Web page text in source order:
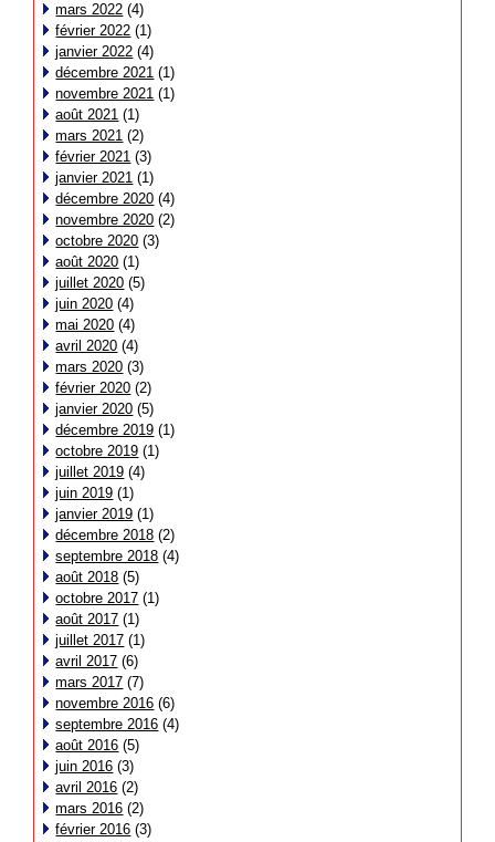
mars 2022 (4)
février 2022 (1)
janvier 2022 (4)
décembre 2021 (1)
novembre 2021 (1)
août 2021 (1)
mars 2021 (2)
février 2021 (3)
janvier 2021 (1)
décembre 2020 (4)
novembre 2020 (2)
octobre 2020 (3)
août 2020 (1)
juillet 2020 (5)
juin 2020 (4)
mai 2020 (4)
avril 2020 (4)
mars 2020 (3)
février 2020 (2)
janvier 2020 (5)
décembre 2019 (1)
octobre 2019 (1)
juillet 2019 (4)
juin 2019 (1)
janvier 2019 (1)
décembre 2018 (2)
septembre 2018 (4)
août 2018 (5)
octobre 2017 (1)
août 2017 (1)
juillet 2017 (1)
avril 2017 (6)
mars 2017 (7)
novembre 2016 (6)
septembre 2016 (4)
août 2016 (5)
juin 2016 (3)
avril 2016 (2)
mars 2016 (2)
février 2016 (3)